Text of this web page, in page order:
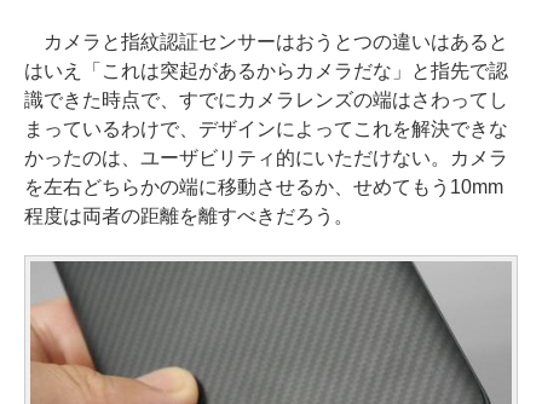
カメラと指紋認証センサーはおうとつの違いはあると
はいえ「これは突起があるからカメラだな」と指先で認
識できた時点で、すでにカメラレンズの端はさわってし
まっているわけで、デザインによってこれを解決できな
かったのは、ユーザビリティ的にいただけない。カメラ
を左右どちらかの端に移動させるか、せめてもう10mm
程度は両者の距離を離すべきだろう。